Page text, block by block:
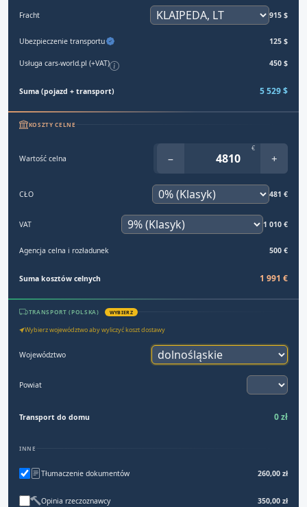
Fracht 915 $
Ubezpieczenie transportu 125 $
Usługa cars-world.pl (+VAT) 450 $
Suma (pojazd + transport) 5 529 $
KOSZTY CELNE
Wartość celna −
€
+
CŁO 481 €
VAT 1 010 €
Agencja celna i rozładunek 500 €
Suma kosztów celnych 1 991 €
TRANSPORT (POLSKA) WYBIERZ
Wybierz województwo aby wyliczyć koszt dostawy
Województwo
Powiat
Transport do domu 0 zł
INNE
Tłumaczenie dokumentów 260,00 zł
Opinia rzeczoznawcy 350,00 zł